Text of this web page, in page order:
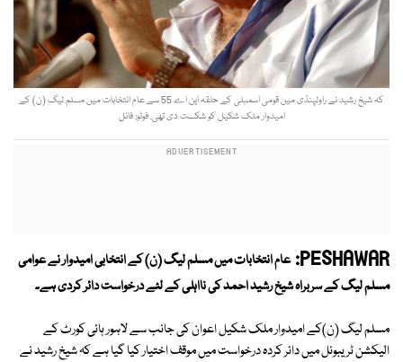
کہ شیخ رشید نے راولپنڈی میں قومی اسمبلی کے حلقہ این اے 55 سے عام انتخابات میں مسلم لیگ (ن) کے
امیدوار ملک شکیل کو شکست دی تھی. فوٹو: فائل
PESHAWAR: عام انتخابات میں مسلم لیگ (ن) کے انتخابی امیدوار نے عوامی
مسلم لیگ کے سربراہ شیخ رشید احمد کی نااہلی کے لئے درخواست دائر کردی ہے۔
مسلم لیگ (ن)کے امیدوار ملک شکیل اعوان کی جانب سے لاہور ہائی کورٹ کے
الیکشن ٹریبونل میں دائر کردہ درخواست میں موقف اختیار کیا گیا ہے کہ شیخ رشید نے